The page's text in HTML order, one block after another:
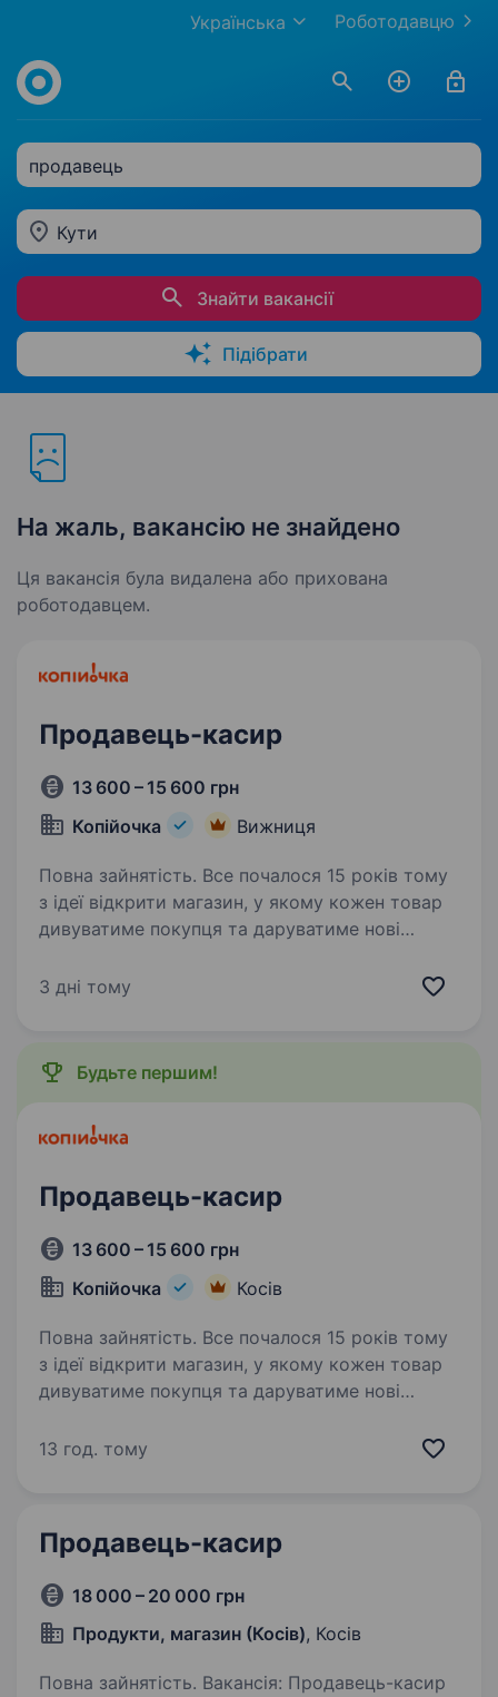
Роботодавцю
Українська
продавець
Кути
Знайти вакансії
Підібрати
На жаль, вакансію не знайдено
Ця вакансія була видалена або прихована
роботодавцем.
Продавець-касир
13 600 – 15 600 грн
Копійочка
Вижниця
Повна зайнятість. Все почалося 15 років тому
з ідеї відкрити магазин, у якому кожен товар
дивуватиме покупця та даруватиме нові
понад 500 магазинів у 16 областях України,
3 дні тому
Будьте першим!
Продавець-касир
13 600 – 15 600 грн
Копійочка
Косів
Повна зайнятість. Все почалося 15 років тому
з ідеї відкрити магазин, у якому кожен товар
дивуватиме покупця та даруватиме нові
понад 500 магазинів у 16 областях України,
13 год. тому
Продавець-касир
18 000 – 20 000 грн
Продукти, магазин (Косів), Косів
Повна зайнятість. Вакансія: Продавець-касир